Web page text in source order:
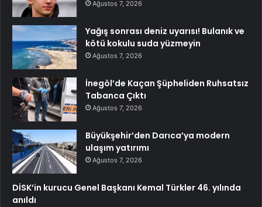
Ağustos 7, 2026
Yağış sonrası deniz uyarısı! Bulanık ve
kötü kokulu suda yüzmeyin
Ağustos 7, 2026
İnegöl’de Kaçan Şüpheliden Ruhsatsız
Tabanca Çıktı
Ağustos 7, 2026
Büyükşehir’den Darıca’ya modern
ulaşım yatırımı
Ağustos 7, 2026
DİSK’in kurucu Genel Başkanı Kemal Türkler 46. yılında
anıldı